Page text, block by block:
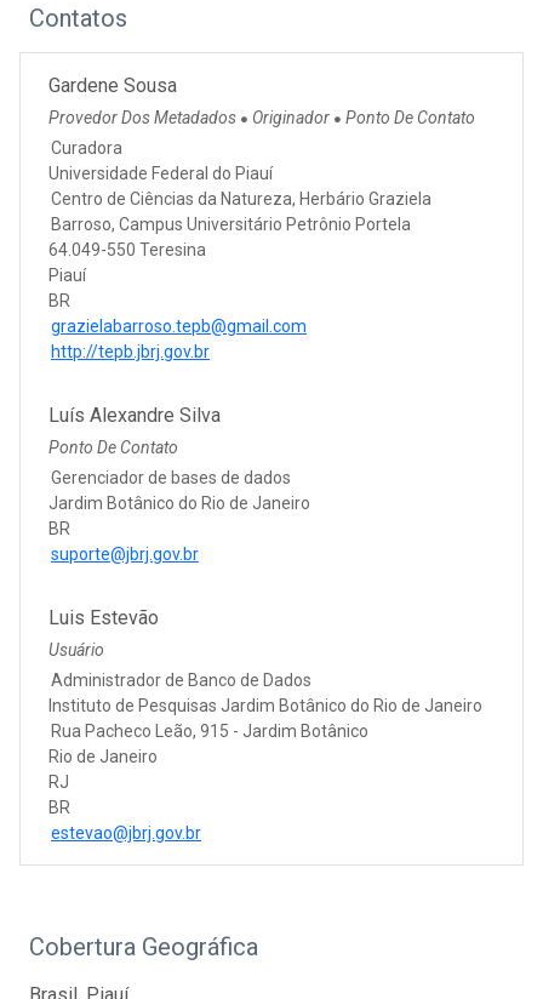
Contatos
Gardene Sousa
Provedor Dos Metadados ● Originador ● Ponto De Contato
Curadora
Universidade Federal do Piauí
Centro de Ciências da Natureza, Herbário Graziela
Barroso, Campus Universitário Petrônio Portela
64.049-550 Teresina
Piauí
BR
grazielabarroso.tepb@gmail.com
http://tepb.jbrj.gov.br
Luís Alexandre Silva
Ponto De Contato
Gerenciador de bases de dados
Jardim Botânico do Rio de Janeiro
BR
suporte@jbrj.gov.br
Luis Estevão
Usuário
Administrador de Banco de Dados
Instituto de Pesquisas Jardim Botânico do Rio de Janeiro
Rua Pacheco Leão, 915 - Jardim Botânico
Rio de Janeiro
RJ
BR
estevao@jbrj.gov.br
Cobertura Geográfica